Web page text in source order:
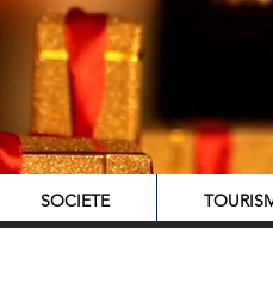
SOCIETE